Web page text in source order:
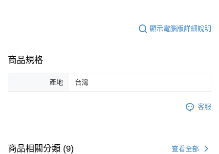
顯示電腦版詳細說明
商品規格
產地 台灣
客服
商品相關分類 (9) 查看全部